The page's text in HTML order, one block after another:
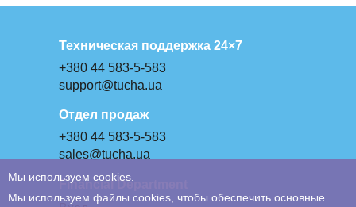
Техническая поддержка 24×7
+380 44 583-5-583
support@tucha.ua
Отдел продаж
+380 44 583-5-583
sales@tucha.ua
Financial Department
Мы используем cookies.
Мы используем файлы cookies, чтобы обеспечить основные